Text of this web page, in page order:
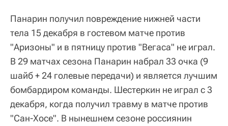
Панарин получил повреждение нижней части
тела 15 декабря в гостевом матче против
"Аризоны" и в пятницу против "Вегаса" не играл.
В 29 матчах сезона Панарин набрал 33 очка (9
шайб + 24 голевые передачи) и является лучшим
бомбардиром команды. Шестеркин не играл с 3
декабря, когда получил травму в матче против
"Сан-Хосе". В нынешнем сезоне россиянин